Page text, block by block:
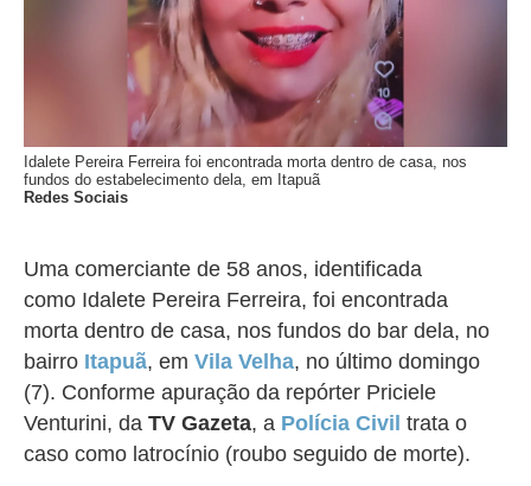
Idalete Pereira Ferreira foi encontrada morta dentro de casa, nos
fundos do estabelecimento dela, em Itapuã
Redes Sociais
Uma comerciante de 58 anos, identificada
como Idalete Pereira Ferreira, foi encontrada
morta dentro de casa, nos fundos do bar dela, no
bairro Itapuã, em Vila Velha, no último domingo
(7). Conforme apuração da repórter Priciele
Venturini, da TV Gazeta, a Polícia Civil trata o
caso como latrocínio (roubo seguido de morte).